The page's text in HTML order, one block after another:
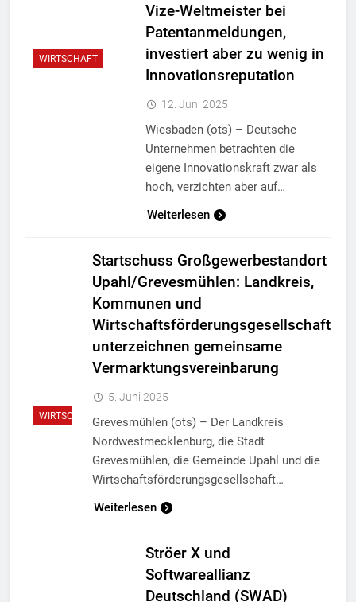
WIRTSCHAFT
Vize-Weltmeister bei
Patentanmeldungen,
investiert aber zu wenig in
Innovationsreputation
12. Juni 2025
Wiesbaden (ots) – Deutsche
Unternehmen betrachten die
eigene Innovationskraft zwar als
hoch, verzichten aber auf…
Weiterlesen
WIRTSCHAFT
Startschuss Großgewerbestandort
Upahl/Grevesmühlen: Landkreis,
Kommunen und
Wirtschaftsförderungsgesellschaft
unterzeichnen gemeinsame
Vermarktungsvereinbarung
5. Juni 2025
Grevesmühlen (ots) – Der Landkreis
Nordwestmecklenburg, die Stadt
Grevesmühlen, die Gemeinde Upahl und die
Wirtschaftsförderungsgesellschaft…
Weiterlesen
Ströer X und
Softwareallianz
Deutschland (SWAD)